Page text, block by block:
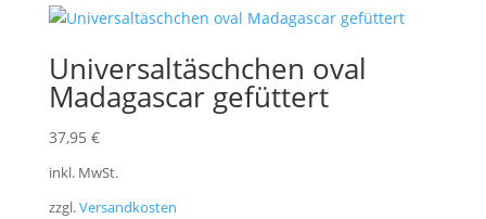
Universaltäschchen oval
Madagascar gefüttert
37,95 €
inkl. MwSt.
zzgl.Versandkosten